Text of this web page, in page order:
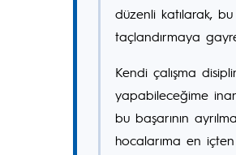
düzenli katılarak,
taçlandırmaya
Kendi çalışma
yapabileceğime
bu başarının
hocalarıma en içten